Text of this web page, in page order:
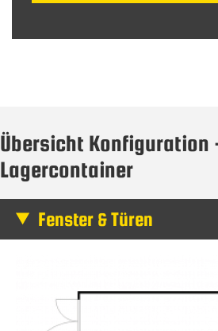
Übersicht Konfiguration
Lagercontainer
Fenster & Türen